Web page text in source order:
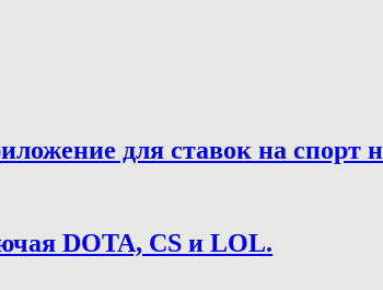
для ставок на спорт
DOTA, CS и LOL.